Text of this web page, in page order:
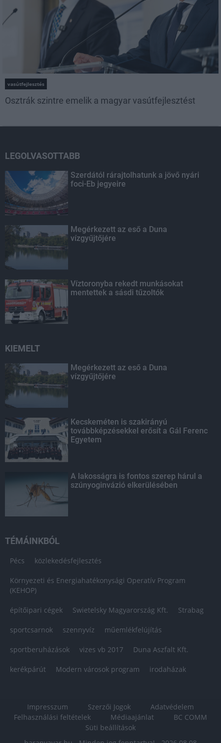
vasútfejlesztés
Osztrák szintre emelik a magyar vasútfejlesztést
LEGOLVASOTTABB
Szerdától rárajtolhatunk a jövő nyári
foci-Eb jegyeire
Megérkezett az eső a Duna
vízgyűjtőjére
Víztoronyba rekedt munkásokat
mentettek a sásdi tűzoltók
KIEMELT
Megérkezett az eső a Duna
vízgyűjtőjére
Kecskeméten is szakirányú
továbbképzésekkel erősít a Gál Ferenc
Egyetem
A lakosságra is fontos szerep hárul a
szúnyoginvázió elkerülésében
TÉMÁINKBÓL
Pécs közlekedésfejlesztés
Környezeti és Energiahatékonysági Operatív Program
(KEHOP)
építőipari cégek Swietelsky Magyarország Kft. Strabag
sportcsarnok szennyvíz műemlékfelújítás
sportberuházások vizes vb 2017 Duna Aszfalt Kft.
kerékpárút Modern városok program irodaházak
Impresszum Szerzői Jogok
Adatvédelem
Felhasználási feltételek
Médiaajánlat
BC COMM
Süti beállítások